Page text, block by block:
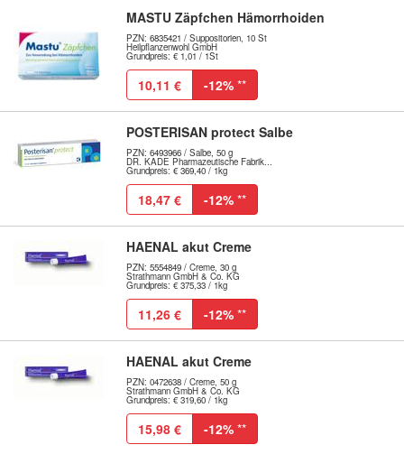
MASTU Zäpfchen Hämorrhoiden
PZN: 6835421 / Suppositorien, 10 St
Heilpflanzenwohl GmbH
Grundpreis: € 1,01 / 1St
10,11 € -12% **
POSTERISAN protect Salbe
PZN: 6493966 / Salbe, 50 g
DR. KADE Pharmazeutische Fabrik...
Grundpreis: € 369,40 / 1kg
18,47 € -12% **
HAENAL akut Creme
PZN: 5554849 / Creme, 30 g
Strathmann GmbH & Co. KG
Grundpreis: € 375,33 / 1kg
11,26 € -12% **
HAENAL akut Creme
PZN: 0472638 / Creme, 50 g
Strathmann GmbH & Co. KG
Grundpreis: € 319,60 / 1kg
15,98 € -12% **